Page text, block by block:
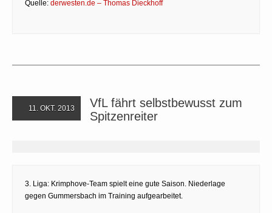
Quelle: derwesten.de – Thomas Dieckhoff
11. OKT. 2013
VfL fährt selbstbewusst zum
Spitzenreiter
3. Liga: Krimphove-Team spielt eine gute Saison. Niederlage
gegen Gummersbach im Training aufgearbeitet.